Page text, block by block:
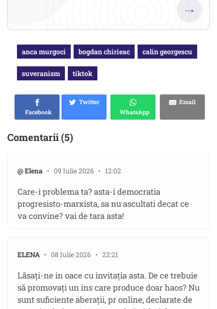
→
anca murgoci bogdan chirieac calin georgescu
suveranism tiktok
Facebook
Twitter
WhatsApp
Email
Comentarii (5)
@ Elena • 09 Iulie 2026 • 12:02
Care-i problema ta? asta-i democratia
progresisto-marxista, sa nu ascultati decat ce
va convine? vai de tara asta!
ELENA • 08 Iulie 2026 • 22:21
Lăsați-ne in oace cu invitația asta. De ce trebuie
să promovați un ins care produce doar haos? Nu
sunt suficiente aberații, pr online, declarate de